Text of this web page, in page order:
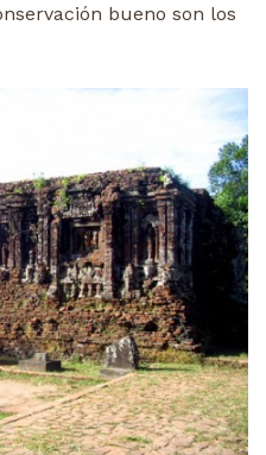
bueno son los